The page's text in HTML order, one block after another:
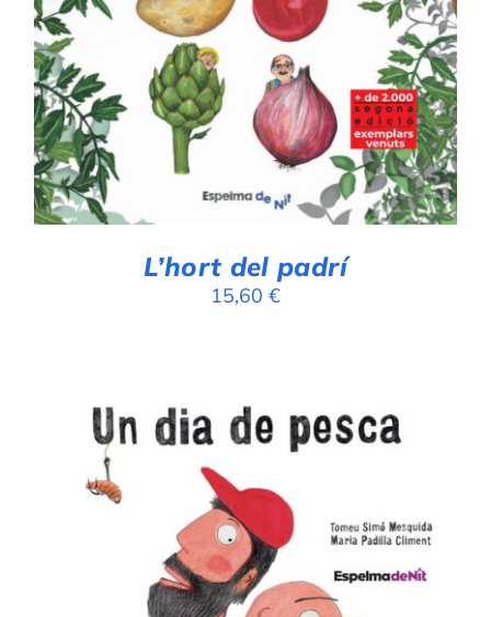
AFEGEIX A LA CISTELLA
DETALLS
L’hort del padrí
15,60 €
AFEGEIX A LA CISTELLA
/